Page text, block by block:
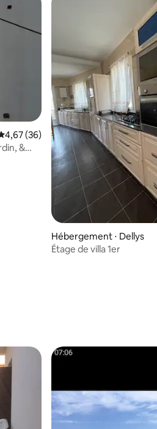
moyenne sur la base de 36
4,67 (36)
&
Hébergement ⋅ Dellys
Étage de villa 1er